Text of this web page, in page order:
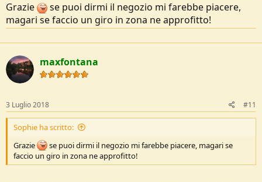
Grazie
se puoi dirmi il negozio mi farebbe piacere,
magari se faccio un giro in zona ne approfitto!
maxfontana
3 Luglio 2018 #11
Sophie ha scritto:
Grazie
se puoi dirmi il negozio mi farebbe piacere, magari se
faccio un giro in zona ne approfitto!